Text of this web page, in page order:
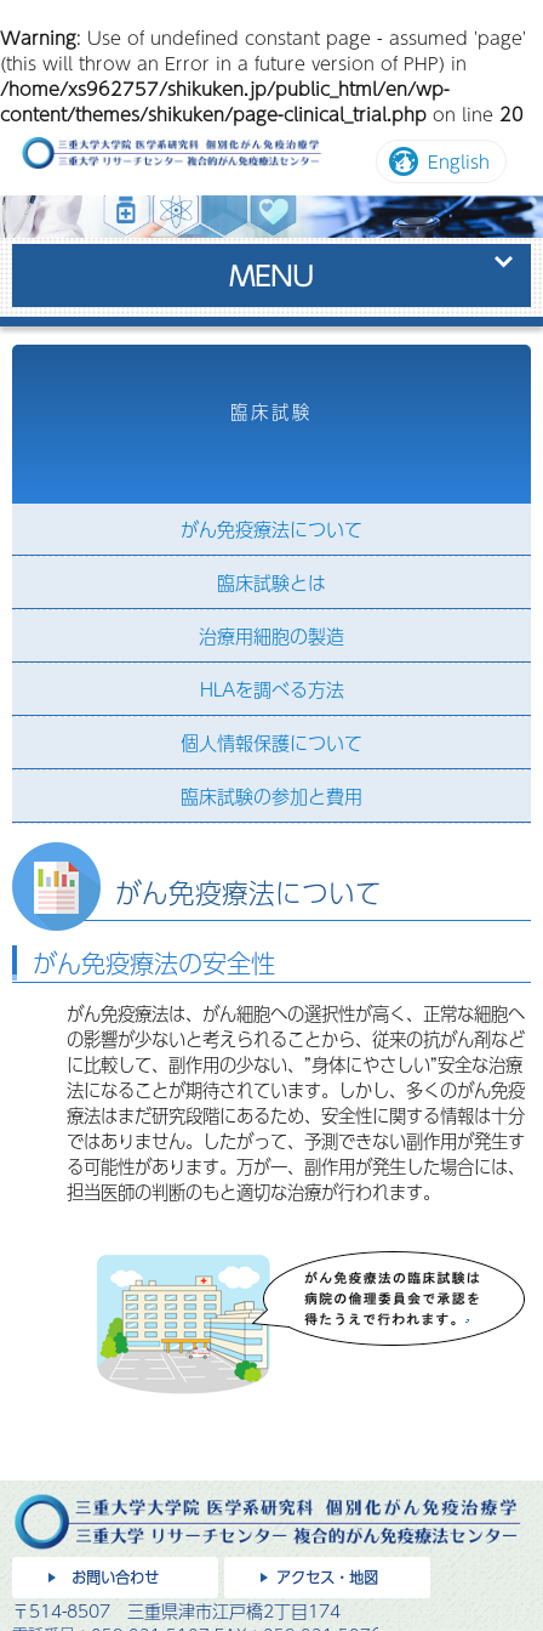
Warning: Use of undefined constant page - assumed 'page'
(this will throw an Error in a future version of PHP) in
/home/xs962757/shikuken.jp/public_html/en/wp-
content/themes/shikuken/page-clinical_trial.php on line 20
テ
ン
ツ
へ
ス
キ
ッ
English
MENU
臨床試験
がん免疫療法について
臨床試験とは
治療用細胞の製造
HLAを調べる方法
個人情報保護について
臨床試験の参加と費用
がん免疫療法について
がん免疫療法の安全性
がん免疫療法は、がん細胞への選択性が高く、正常な細胞へ
の影響が少ないと考えられることから、従来の抗がん剤など
に比較して、副作用の少ない、”身体にやさしい”安全な治療
法になることが期待されています。しかし、多くのがん免疫
療法はまだ研究段階にあるため、安全性に関する情報は十分
ではありません。したがって、予測できない副作用が発生す
る可能性があります。万が一、副作用が発生した場合には、
担当医師の判断のもと適切な治療が行われます。
お問い合わせ アクセス・地図
〒514-8507 三重県津市江戸橋2丁目174